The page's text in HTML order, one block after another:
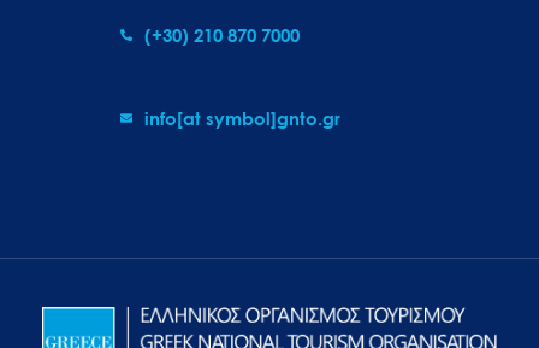
(+30) 210 870 7000
info[at symbol]gnto.gr